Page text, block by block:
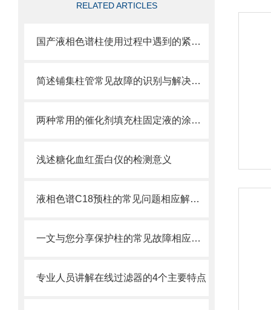
RELATED ARTICLES
国产液相色谱柱使用过程中遇到的紧急问题
简述铺集柱管常见故障的识别与解决方法
两种常用的催化剂填充柱固定液的涂渍方法
浅述糖化血红蛋白仪的检测意义
液相色谱C18预柱的常见问题相应解决方法分享
一文与您分享保护柱的常见故障相应解决方法
专业人员讲解在线过滤器的4个主要特点